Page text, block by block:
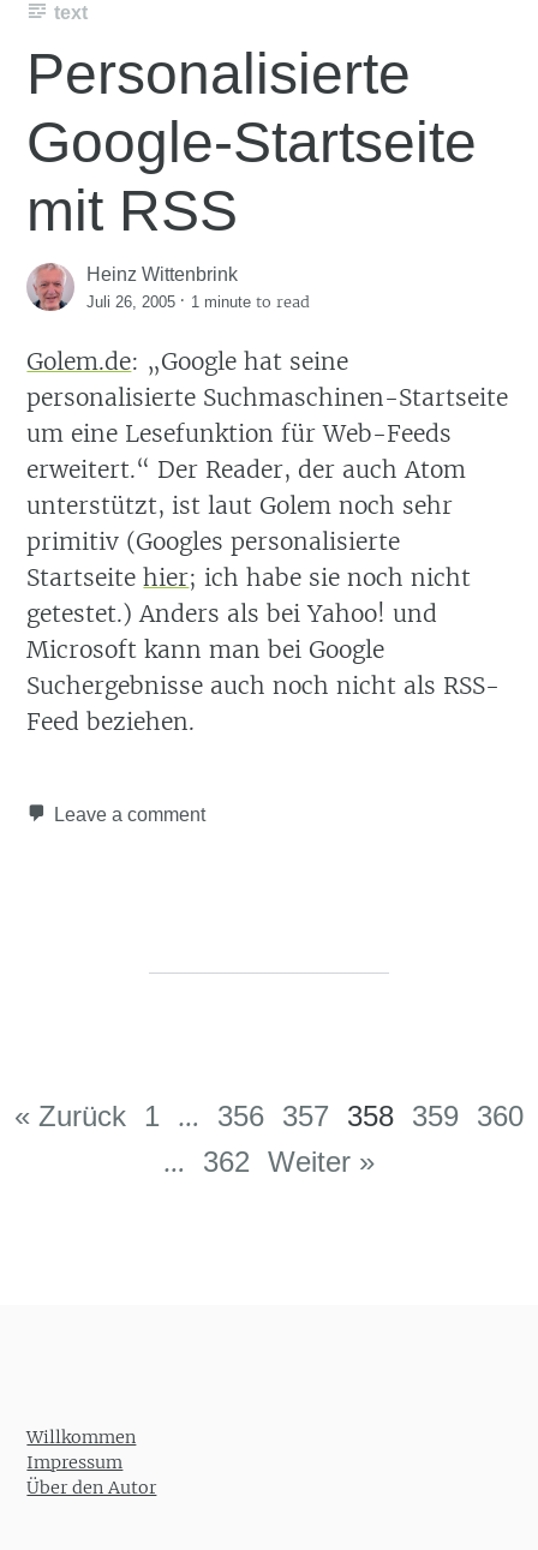
text
Personalisierte
Google-Startseite
mit RSS
Heinz Wittenbrink
Juli 26, 2005 · 1 minute to read
Golem.de:
Google hat seine
personalisierte Suchmaschinen-Startseite
um eine Lesefunktion für Web-Feeds
erweitert.
Der Reader, der auch Atom
unterstützt, ist laut Golem noch sehr
primitiv (Googles personalisierte
Startseitehier; ich habe sie noch nicht
getestet.) Anders als bei Yahoo! und
Microsoft kann man bei Google
Suchergebnisse auch noch nicht als RSS-
Feed beziehen.
Leave a comment
Post navigation
« Zurück 1 … 356 357 358 359 360
… 362 Weiter »
Willkommen
Impressum
Über den Autor